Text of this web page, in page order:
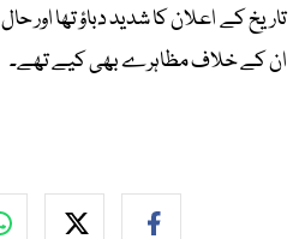
تاریخ کے اعلان کا شدید دباؤ تھا
ان کے خلاف مظاہرے بھی کیے تھے۔